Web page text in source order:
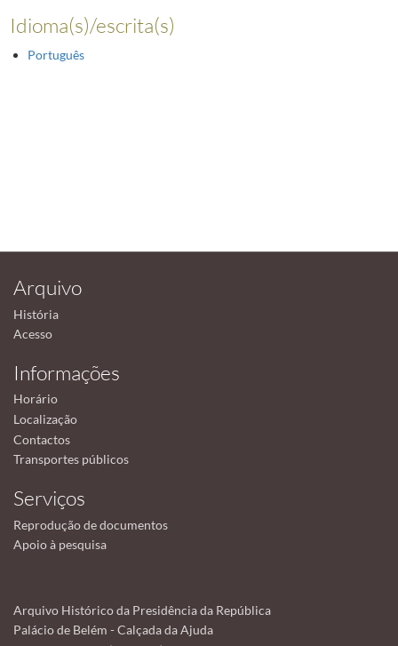
Idioma(s)/escrita(s)
Português
Arquivo
História
Acesso
Informações
Horário
Localização
Contactos
Transportes públicos
Serviços
Reprodução de documentos
Apoio à pesquisa
Arquivo Histórico da Presidência da República
Palácio de Belém - Calçada da Ajuda